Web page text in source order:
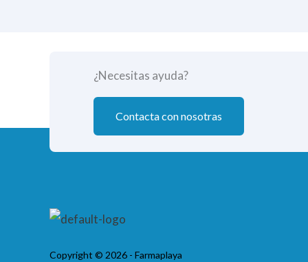
¿Necesitas ayuda?
Contacta con nosotras
Copyright © 2026 - Farmaplaya